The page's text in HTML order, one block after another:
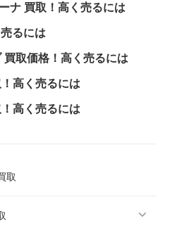
ナ 買取！高く売るには
るには
取価格！高く売るには
高く売るには
高く売るには
取